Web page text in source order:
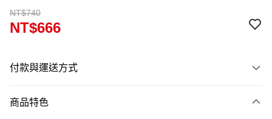
NT$740
NT$666
付款與運送方式
信用卡一次付款
商品特色